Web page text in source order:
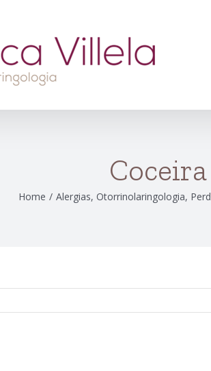
Home / Alergias, Otorrinolaringologia,